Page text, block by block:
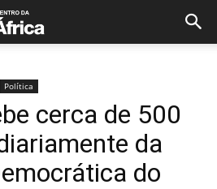
Política
cerca de 500
da
do